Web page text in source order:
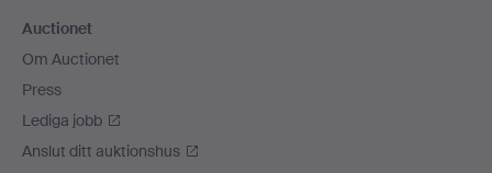
Auctionet
Om Auctionet
Press
Lediga jobb
Anslut ditt auktionshus